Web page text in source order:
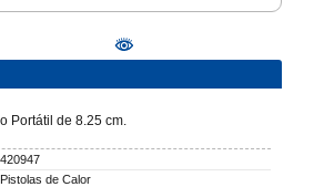
Portátil de 8.25 cm.
420947
Pistolas de Calor